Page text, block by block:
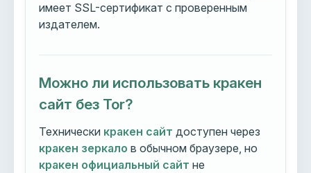
имеет SSL-сертификат с проверенным
издателем.
Можно ли использовать кракен
сайт без Tor?
Технически кракен сайт доступен через
кракен зеркало в обычном браузере, но
кракен официальный сайт не